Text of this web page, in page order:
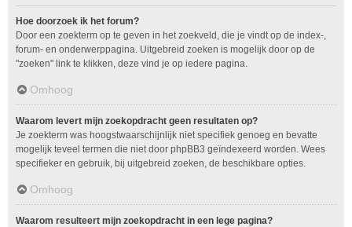
Hoe doorzoek ik het forum?
Door een zoekterm op te geven in het zoekveld, die je vindt op de index-,
forum- en onderwerppagina. Uitgebreid zoeken is mogelijk door op de
"zoeken" link te klikken, deze vind je op iedere pagina.
Omhoog
Waarom levert mijn zoekopdracht geen resultaten op?
Je zoekterm was hoogstwaarschijnlijk niet specifiek genoeg en bevatte
mogelijk teveel termen die niet door phpBB3 geïndexeerd worden. Wees
specifieker en gebruik, bij uitgebreid zoeken, de beschikbare opties.
Omhoog
Waarom resulteert mijn zoekopdracht in een lege pagina?